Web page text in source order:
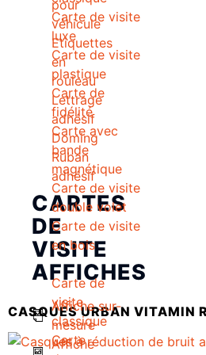
Carte de visite
luxe
Carte de visite
plastique
Carte de
fidélité
Carte avec
bande
magnétique
Carte de visite
double volet
Carte de visite
en bois
AFFICHES
Affiche sur-
mesure
Affiche
pour
véhicule
Etiquettes
en
rouleau
Lettrage
adhésif
Doming
Ruban
adhésif
CARTES
DE
VISITE
Carte de
visite
classique
Carte
CASQUES URBAN VITAMIN